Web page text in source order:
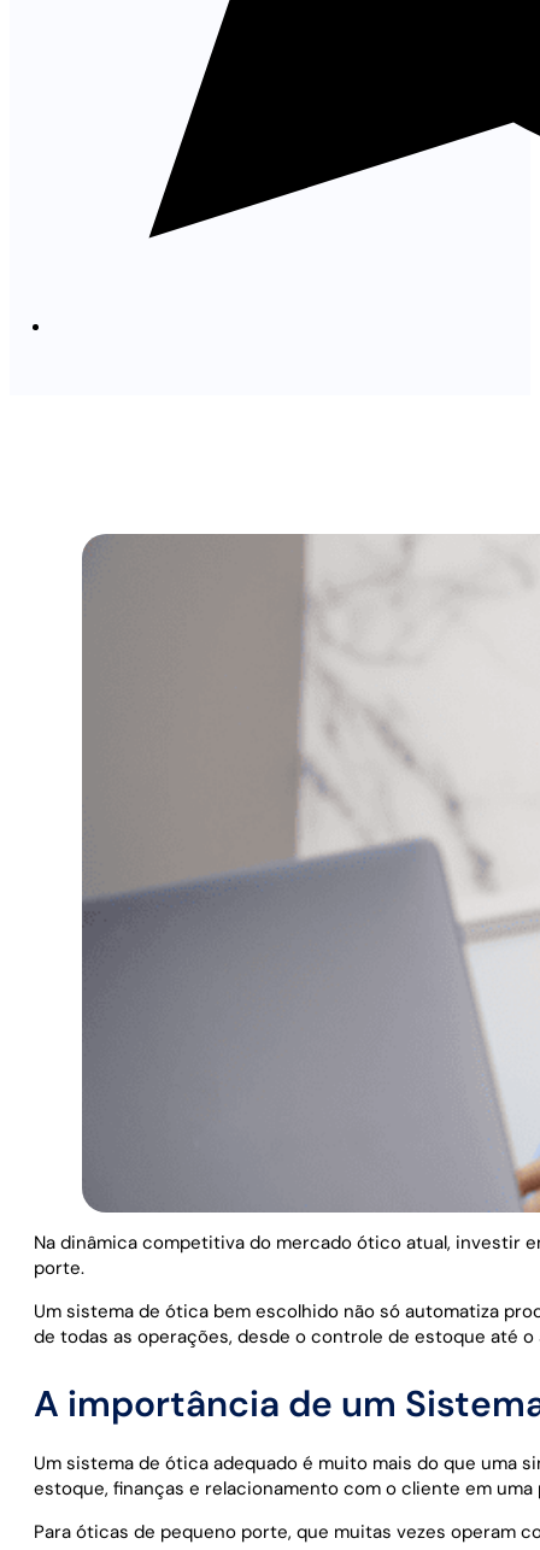
Na dinâmica competitiva do mercado ótico atual, investir
porte.
Um sistema de ótica bem escolhido não só automatiza
de todas as operações, desde o controle de estoque até
A importância de um
Um sistema de ótica adequado é muito mais do que uma
estoque, finanças e relacionamento com o cliente em uma
Para óticas de pequeno porte, que muitas vezes operam